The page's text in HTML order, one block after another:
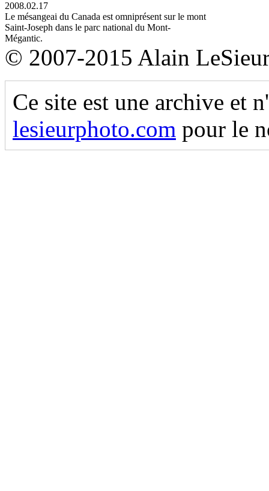
2008.02.17
Le mésangeai du Canada est omniprésent sur le mont
Saint-Joseph dans le parc national du Mont-
Mégantic.
© 2007-2015 Alain
Ce site est une archive et
lesieurphoto.com pour le